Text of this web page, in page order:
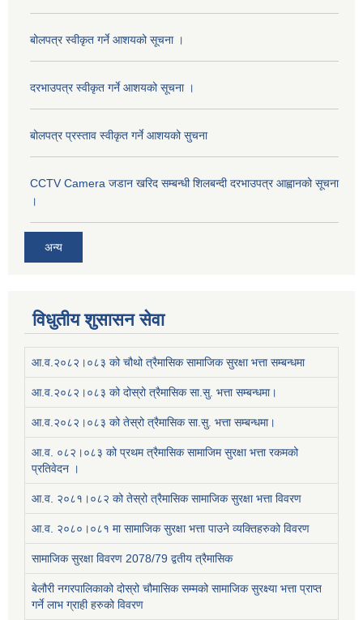
बोलपत्र स्वीकृत गर्ने आशयको सूचना ।
दरभाउपत्र स्वीकृत गर्ने आशयको सूचना ।
बोलपत्र प्रस्ताव स्वीकृत गर्ने आशयको सुचना
CCTV Camera जडान खरिद सम्बन्धी शिलबन्दी दरभाउपत्र आह्वानको सूचना
।
अन्य
विधुतीय शुसासन सेवा
आ.व.२०८२।०८३ को चौथो त्रैमासिक सामाजिक सुरक्षा भत्ता सम्बन्धमा
आ.व.२०८२।०८३ को दोस्रो त्रैमासिक सा.सु. भत्ता सम्बन्धमा।
आ.व.२०८२।०८३ को तेस्रो त्रैमासिक सा.सु. भत्ता सम्बन्धमा।
आ.व. ०८२।०८३ को प्रथम त्रैमासिक सामाजिम सुरक्षा भत्ता रकमको
प्रतिवेदन ।
आ.व. २०८१।०८२ को तेस्रो त्रैमासिक सामाजिक सुरक्षा भत्ता विवरण
आ.व. २०८०।०८१ मा सामाजिक सुरक्षा भत्ता पाउने व्यक्तिहरुको विवरण
सामाजिक सुरक्षा विवरण 2078/79 द्वतीय त्रैमासिक
बेलौरी नगरपालिकाको दोस्रो चौमासिक सम्मको सामाजिक सुरक्ष्या भत्ता प्राप्त
गर्ने लाभ ग्राही हरुको विवरण